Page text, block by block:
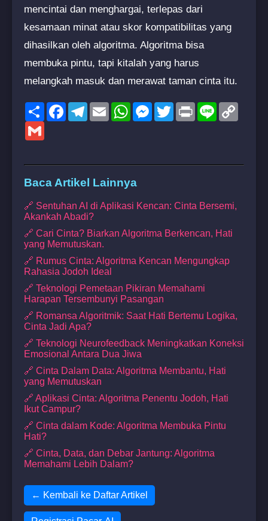
mencintai dan menghargai, terlepas dari
kesamaan minat atau skor kompatibilitas yang
dihasilkan oleh algoritma. Algoritma bisa
membuka pintu, tapi kitalah yang harus
melangkah masuk dan merawat taman cinta itu.
ShareFacebookTelegram
EmailWhatsAppMessenger
TwitterPrint Line
Baca Artikel Lainnya
🔗 Sentuhan AI di Aplikasi Kencan: Cinta Bersemi,
Akankah Abadi?
🔗 Cari Cinta? Biarkan Algoritma Berkencan, Hati
yang Memutuskan.
🔗 Rumus Cinta: Algoritma Kencan Mengungkap
Rahasia Jodoh Ideal
🔗 Teknologi Pemetaan Pikiran Memahami
Harapan Tersembunyi Pasangan
🔗 Romansa Algoritmik: Saat Hati Bertemu Logika,
Cinta Jadi Apa?
🔗 Teknologi Neurofeedback Meningkatkan Koneksi
Emosional Antara Dua Jiwa
🔗 Cinta Dalam Data: Algoritma Membantu, Hati
yang Memutuskan
🔗 Aplikasi Cinta: Algoritma Penentu Jodoh, Hati
Ikut Campur?
🔗 Cinta dalam Kode: Algoritma Membuka Pintu
Hati?
🔗 Cinta, Data, dan Debar Jantung: Algoritma
Memahami Lebih Dalam?
← Kembali ke Daftar Artikel